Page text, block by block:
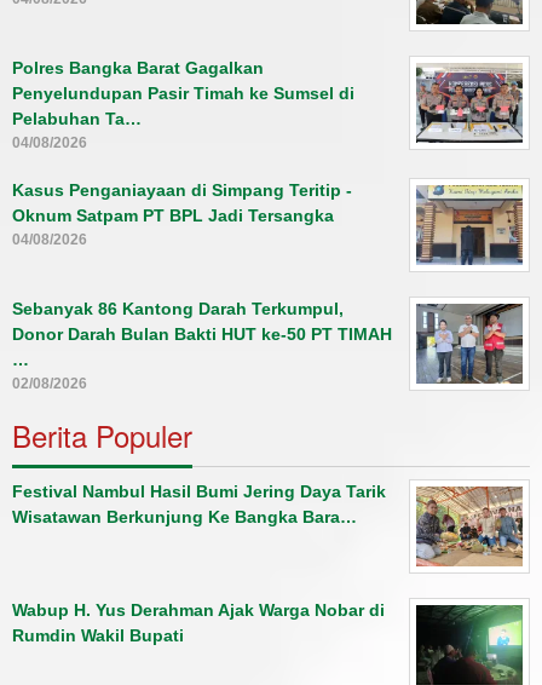
Polres Bangka Barat Gagalkan
Penyelundupan Pasir Timah ke Sumsel di
Pelabuhan Ta…
04/08/2026
Kasus Penganiayaan di Simpang Teritip -
Oknum Satpam PT BPL Jadi Tersangka
04/08/2026
Sebanyak 86 Kantong Darah Terkumpul,
Donor Darah Bulan Bakti HUT ke-50 PT TIMAH
…
02/08/2026
Berita Populer
Festival Nambul Hasil Bumi Jering Daya Tarik
Wisatawan Berkunjung Ke Bangka Bara…
Wabup H. Yus Derahman Ajak Warga Nobar di
Rumdin Wakil Bupati